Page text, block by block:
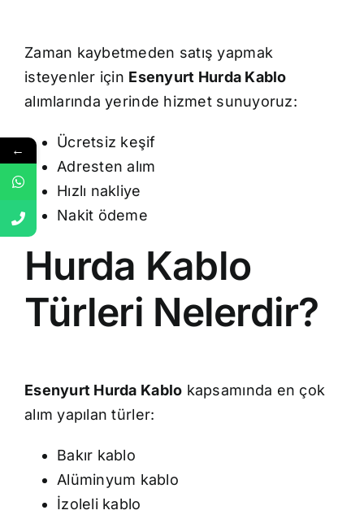
Zaman kaybetmeden satış yapmak
isteyenler için Esenyurt Hurda Kablo
alımlarında yerinde hizmet sunuyoruz:
Ücretsiz keşif
Adresten alım
Hızlı nakliye
Nakit ödeme
Hurda Kablo
Türleri Nelerdir?
Esenyurt Hurda Kablo kapsamında en çok
alım yapılan türler:
Bakır kablo
Alüminyum kablo
İzoleli kablo
←